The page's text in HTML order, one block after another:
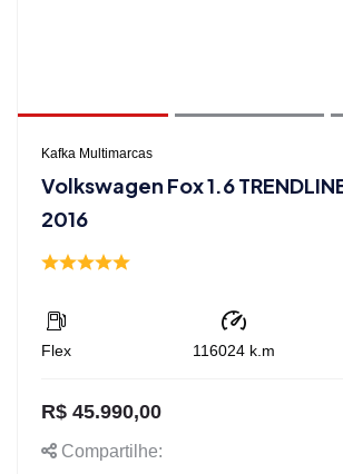
Kafka Multimarcas
Volkswagen Fox 1.6
2016
Flex 116024k.m
R$ 45.990,00
Compartilhe: